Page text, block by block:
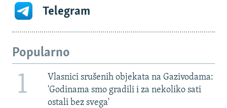
Telegram
Popularno
1
Vlasnici srušenih objekata na Gazivodama:
'Godinama smo gradili i za nekoliko sati
ostali bez svega'